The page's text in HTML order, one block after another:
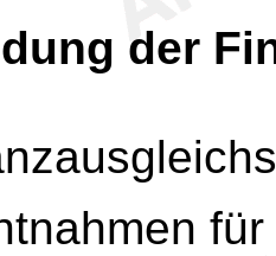
der
für